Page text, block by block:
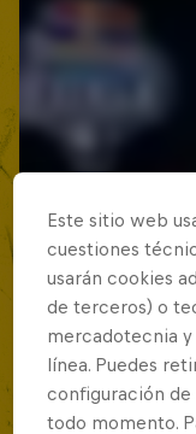
Este sitio web
cuestiones
usarán cookies
de terceros) o
mercadotecnia
línea. Puedes
configuración de
todo momento.